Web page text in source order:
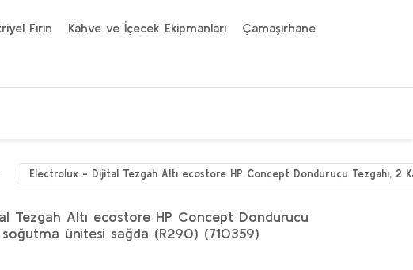
Fırın Kahve ve İçecek Ekipmanları Çamaşırhane
Electrolux - Dijital Tezgah Altı ecostore HP Concept Dondurucu Tezgahı, 2
Tezgah Altı ecostore HP Concept Dondurucu
soğutma ünitesi sağda (R290) (710359)